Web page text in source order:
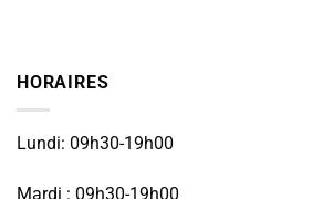
HORAIRES
Lundi: 09h30-19h00
Mardi : 09h30-19h00